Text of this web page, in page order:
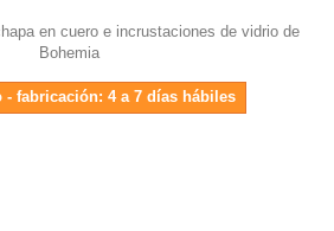
en cuero e incrustaciones de vidrio de
Bohemia
- fabricación: 4 a 7 días hábiles